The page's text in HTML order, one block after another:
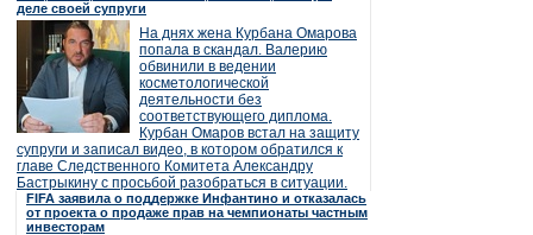
деле своей супруги
На днях жена Курбана Омарова
попала в скандал. Валерию
обвинили в ведении
косметологической
деятельности без
соответствующего диплома.
Курбан Омаров встал на защиту
супруги и записал видео, в котором обратился к
главе Следственного Комитета Александру
Бастрыкину с просьбой разобраться в ситуации.
FIFA заявила о поддержке Инфантино и отказалась
от проекта о продаже прав на чемпионаты частным
инвесторам